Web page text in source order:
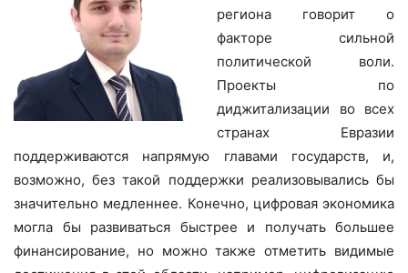
региона говорит о
факторе сильной
политической воли.
Проекты по
диджитализации во всех
странах Евразии
поддерживаются напрямую главами государств, и,
возможно, без такой поддержки реализовывались бы
значительно медленнее. Конечно, цифровая экономика
могла бы развиваться быстрее и получать большее
финансирование, но можно также отметить видимые